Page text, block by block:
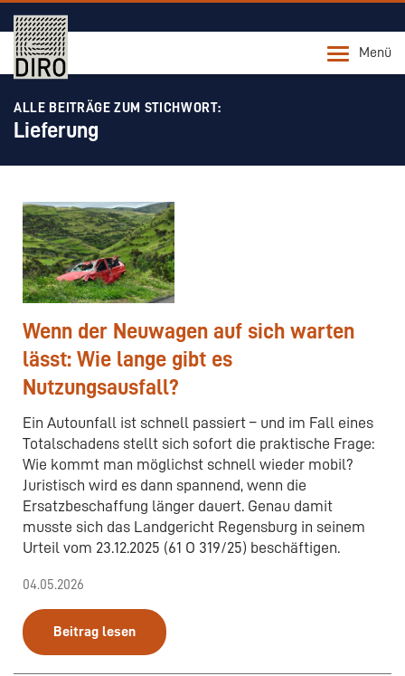
Menü
ALLE BEITRÄGE ZUM STICHWORT:
Lieferung
Wenn der Neuwagen auf sich warten
lässt: Wie lange gibt es
Nutzungsausfall?
Ein Autounfall ist schnell passiert – und im Fall eines
Totalschadens stellt sich sofort die praktische Frage:
Wie kommt man möglichst schnell wieder mobil?
Juristisch wird es dann spannend, wenn die
Ersatzbeschaffung länger dauert. Genau damit
musste sich das Landgericht Regensburg in seinem
Urteil vom 23.12.2025 (61 O 319/25) beschäftigen.
04.05.2026
Beitrag lesen